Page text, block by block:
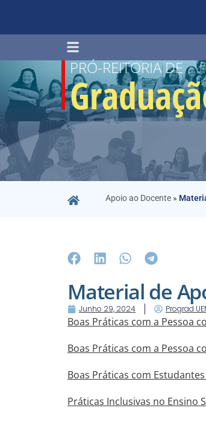
PRÓ-REITORIA DE
Apoio ao Docente»
Material de
Junho 29, 2024 Prograd
Boas Práticas com a Pessoa
Boas Práticas com a Pessoa
Boas Práticas com
Práticas Inclusivas no Ensino